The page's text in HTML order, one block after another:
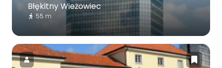
Błękitny Wieżowiec
55 m